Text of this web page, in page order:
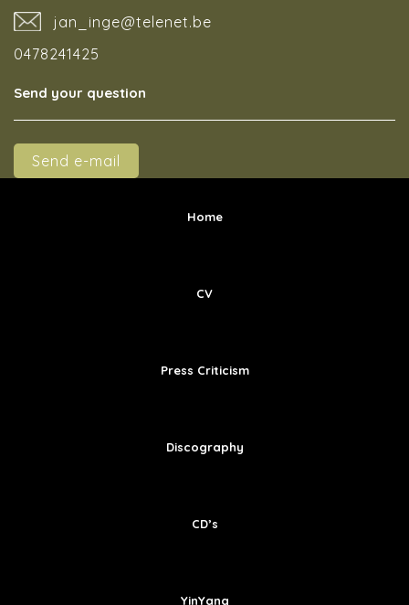
jan_inge@telenet.be
0478241425
Send your question
Send e-mail
Home
CV
Press Criticism
Discography
CD’s
YinYang